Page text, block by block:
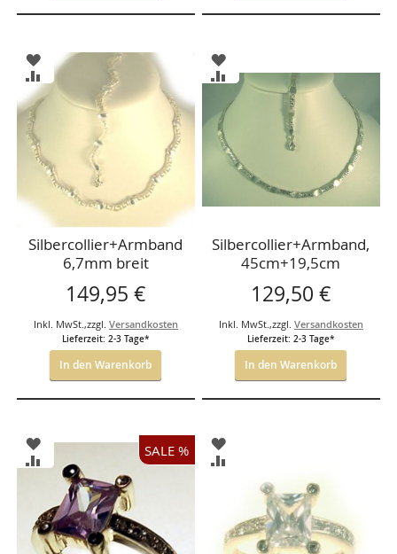
ZUR
WUNSCHLISTE
HINZUFÜGEN
ZUR
VERGLEICHSLISTE
HINZUFÜGEN
Silbercollier+Armband
6,7mm breit
149,95 €
Inkl. MwSt. ,zzgl. Versandkosten
Lieferzeit: 2-3 Tage*
In den Warenkorb
ZUR
WUNSCHLISTE
HINZUFÜGEN
ZUR
VERGLEICHSLISTE
HINZUFÜGEN
Silbercollier+Armband,
45cm+19,5cm
129,50 €
Inkl. MwSt. ,zzgl. Versandkosten
Lieferzeit: 2-3 Tage*
In den Warenkorb
SALE %
ZUR
WUNSCHLISTE
HINZUFÜGEN
ZUR
VERGLEICHSLISTE
HINZUFÜGEN
ZUR
WUNSCHLISTE
ZUR
HINZUFÜGEN